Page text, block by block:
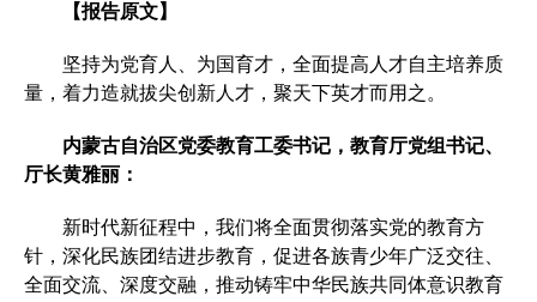
【报告原文】
坚持为党育人、为国育才，全面提高人才自主培养质
量，着力造就拔尖创新人才，聚天下英才而用之。
内蒙古自治区党委教育工委书记，教育厅党组书记、
厅长黄雅丽：
新时代新征程中，我们将全面贯彻落实党的教育方
针，深化民族团结进步教育，促进各族青少年广泛交往、
全面交流、深度交融，推动铸牢中华民族共同体意识教育